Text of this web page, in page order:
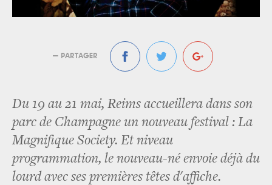
— PARTAGER
Du 19 au 21 mai, Reims accueillera dans son
parc de Champagne un nouveau festival : La
Magnifique Society. Et niveau
programmation, le nouveau-né envoie déjà du
lourd avec ses premières têtes d'affiche.